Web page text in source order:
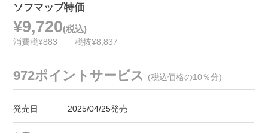
ソフマップ特価
¥9,720(税込)
消費税¥883 税抜¥8,837
972ポイントサービス (税込価格の10％分)
発売日 2025/04/25発売